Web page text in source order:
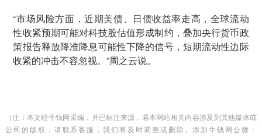
“市场风险方面，近期美债、日债收益率走高，全球流动
性收紧预期可能对科技股估值形成制约，叠加央行货币政
策报告释放降准降息可能性下降的信号，短期流动性边际
收紧的冲击不容忽视。”周之云说。
（注：本文经牛钱网采编，并已标注来源，若本网站相关内容涉及到其他媒体或
公司的版权，请联系客服，我们将及时调整或删除。添加牛钱网公微：